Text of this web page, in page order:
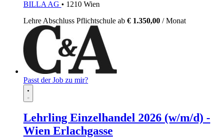
BILLA AG • 1210 Wien
Lehre Abschluss Pflichtschule ab € 1.350,00 / Monat
Passt der Job zu mir?
Lehrling Einzelhandel 2026 (w/m/d) -
Wien Erlachgasse